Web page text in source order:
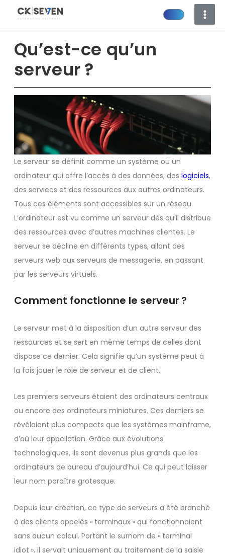
Qu’est-ce qu’un
serveur ?
Le serveur se définit comme un système ou un
ordinateur qui offre l’accès à des données, des logiciels,
des services et des ressources aux autres ordinateurs.
Tous ces éléments sont accessibles sur un réseau.
L’ordinateur est vu comme un serveur dès qu’il distribue
des ressources avec d’autres machines clientes. Le
serveur se décline en différents types, allant des
serveurs web aux serveurs de messagerie, en passant
par les serveurs virtuels.
Comment fonctionne le serveur ?
Le serveur met à la disposition d’un autre serveur des
ressources et se sert en même temps de celles dont
dispose ce dernier. Cela signifie qu’un système peut à
la fois jouer le rôle de serveur et de client.
Les premiers serveurs étaient des ordinateurs centraux
ou encore des ordinateurs miniatures. Ces derniers se
révélaient plus compacts que les systèmes mainframe,
d’où leur appellation. Grâce aux évolutions
technologiques, ils sont devenus plus grands que les
ordinateurs de bureau d’aujourd’hui. Ce qui peut laisser
leur nom paraître grotesque.
Depuis leur création, ce type de serveurs a été branché
à des clients appelés « terminaux » qui fonctionnaient
sans aucun calcul. Portant le surnom de « terminal
idiot », il servait uniquement au traitement de la saisie